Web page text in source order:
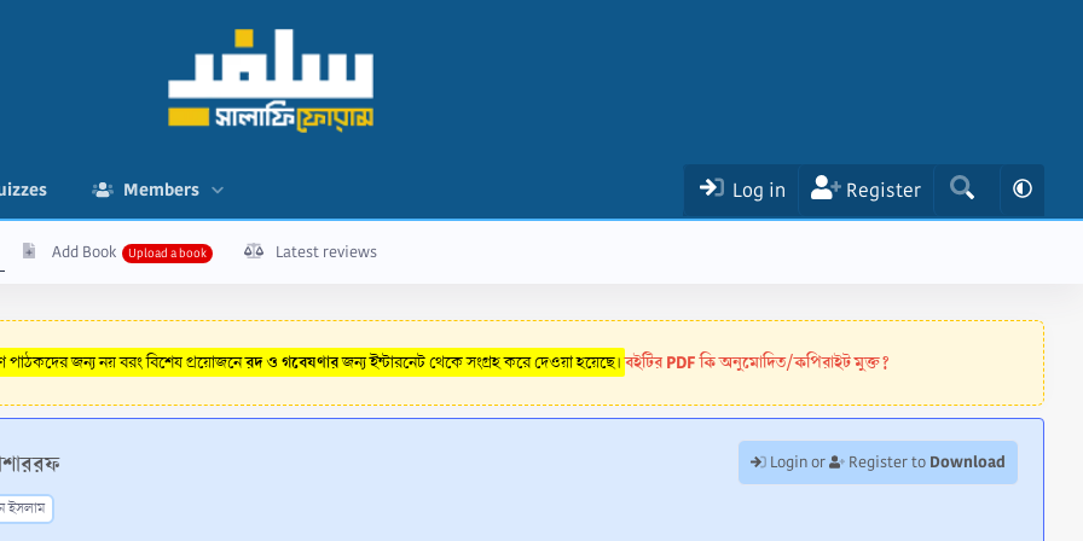
Members Log in Register
Add Book Latest reviews
পাঠকদের জন্য নয় বরং বিশেষ প্রয়োজনেরদ ও গবেষণারজন্য ইন্টারনেট থেকে সংগ্রহ করে দেওয়া হয়েছে। বইটির PDF কি অনুমোদিত/কপিরাইট মুক্ত?
Login or Register to Download
ইসলাম